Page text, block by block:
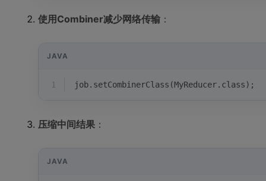
使用Combiner减少网络传输 ：
JAVA
1 job.setCombinerClass(MyReducer.class);
压缩中间结果 ：
JAVA